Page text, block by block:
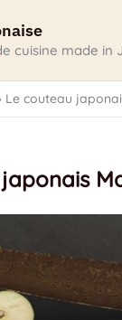
cuisine made in
Le couteau